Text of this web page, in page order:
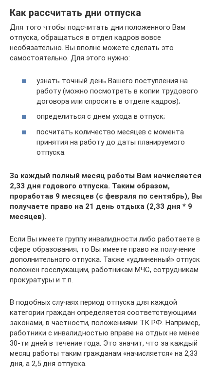
Как рассчитать дни отпуска
Для того чтобы подсчитать дни положенного Вам
отпуска, обращаться в отдел кадров вовсе
необязательно. Вы вполне можете сделать это
самостоятельно. Для этого нужно:
узнать точный день Вашего поступления на
работу (можно посмотреть в копии трудового
договора или спросить в отделе кадров);
определиться с днем ухода в отпуск;
посчитать количество месяцев с момента
принятия на работу до даты планируемого
отпуска.
За каждый полный месяц работы Вам начисляется
2,33 дня годового отпуска. Таким образом,
проработав 9 месяцев (с февраля по сентябрь), Вы
получаете право на 21 день отдыха (2,33 дня * 9
месяцев).
Если Вы имеете группу инвалидности либо работаете в
сфере образования, то Вы имеете право на получение
дополнительного отпуска. Также «удлиненный» отпуск
положен госслужащим, работникам МЧС, сотрудникам
прокуратуры и т.п.
В подобных случаях период отпуска для каждой
категории граждан определяется соответствующими
законами, в частности, положениями ТК РФ. Например,
работники с инвалидностью вправе на отдых не менее
30-ти дней в течение года. Это значит, что за каждый
месяц работы таким гражданам «начисляется» на 2,33
дня, а 2,5 дня отпуска.